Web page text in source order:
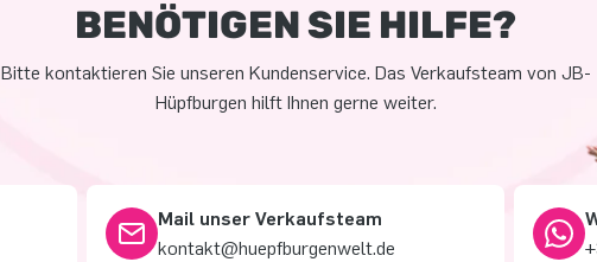
BENÖTIGEN SIE HILFE?
Bitte kontaktieren Sie unseren Kundenservice. Das Verkaufsteam von JB-
Hüpfburgen hilft Ihnen gerne weiter.
Mail unser Verkaufsteam
kontakt@huepfburgenwelt.de